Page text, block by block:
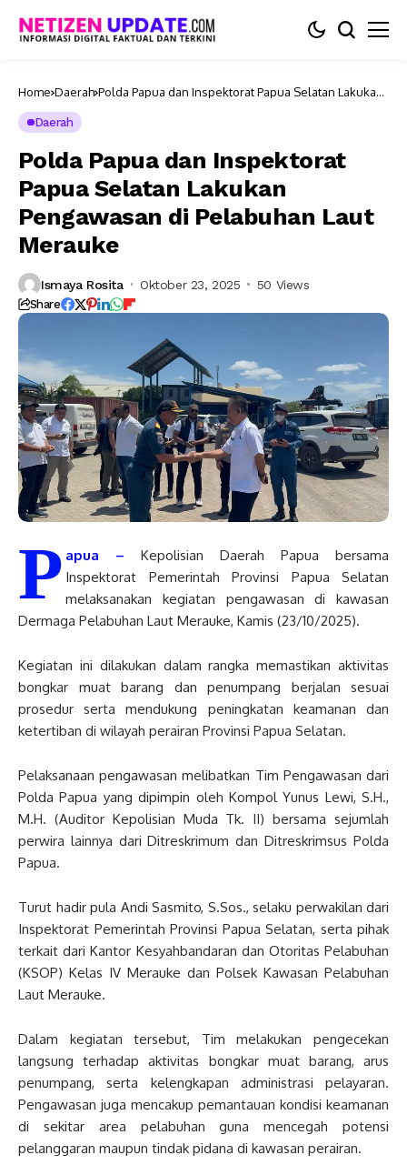
Home Daerah Polda Papua dan Inspektorat Papua Selatan Lakukan
Daerah
Polda Papua dan Inspektorat
Papua Selatan Lakukan
Pengawasan di Pelabuhan Laut
Merauke
Ismaya Rosita Oktober 23, 2025 50 Views
Share
P apua –
Kepolisian Daerah Papua bersama
Inspektorat Pemerintah Provinsi Papua Selatan
melaksanakan kegiatan pengawasan di kawasan
Dermaga Pelabuhan Laut Merauke, Kamis (23/10/2025).
Kegiatan ini dilakukan dalam rangka memastikan aktivitas
bongkar muat barang dan penumpang berjalan sesuai
prosedur serta mendukung peningkatan keamanan dan
ketertiban di wilayah perairan Provinsi Papua Selatan.
Pelaksanaan pengawasan melibatkan Tim Pengawasan dari
Polda Papua yang dipimpin oleh Kompol Yunus Lewi, S.H.,
M.H. (Auditor Kepolisian Muda Tk. II) bersama sejumlah
perwira lainnya dari Ditreskrimum dan Ditreskrimsus Polda
Papua.
Turut hadir pula Andi Sasmito, S.Sos., selaku perwakilan dari
Inspektorat Pemerintah Provinsi Papua Selatan, serta pihak
terkait dari Kantor Kesyahbandaran dan Otoritas Pelabuhan
(KSOP) Kelas IV Merauke dan Polsek Kawasan Pelabuhan
Laut Merauke.
Dalam kegiatan tersebut, Tim melakukan pengecekan
langsung terhadap aktivitas bongkar muat barang, arus
penumpang, serta kelengkapan administrasi pelayaran.
Pengawasan juga mencakup pemantauan kondisi keamanan
di sekitar area pelabuhan guna mencegah potensi
pelanggaran maupun tindak pidana di kawasan perairan.